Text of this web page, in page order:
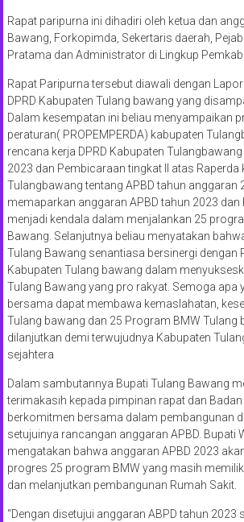
Rapat paripurna ini dihadiri oleh ketua dan
Bawang, Forkopimda, Sekertaris daerah,
Pratama dan Administrator di Lingkup
Rapat Paripurna tersebut diawali dengan
DPRD Kabupaten Tulang bawang yang
Dalam kesempatan ini beliau menyampaikan
peraturan( PROPEMPERDA) kabupaten
rencana kerja DPRD Kabupaten
2023 dan Pembicaraan tingkat II atas Raperda
Tulangbawang tentang APBD tahun anggaran
memaparkan anggaran APBD tahun 2023 dan
menjadi kendala dalam menjalankan 25
Bawang. Selanjutnya beliau menyatakan
Tulang Bawang senantiasa bersinergi dengan
Kabupaten Tulang bawang dalam
Tulang Bawang yang pro rakyat. Semoga apa
bersama dapat membawa kemaslahatan,
Tulang bawang dan 25 Program BMW Tulang
dilanjutkan demi terwujudnya Kabupaten
sejahtera
Dalam sambutannya Bupati Tulang Bawang
terimakasih kepada pimpinan rapat dan
berkomitmen bersama dalam pembangunan
setujuinya rancangan anggaran APBD. Bupati
mengatakan bahwa anggaran APBD 2023
progres 25 program BMW yang masih
dan melanjutkan pembangunan Rumah Sakit.
“Dengan disetujui anggaran ABPD tahun 2023